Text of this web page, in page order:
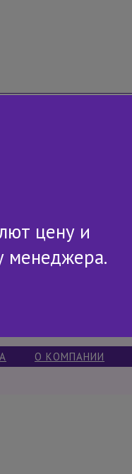
607
О КОМПАНИИ
цену и
менеджера.